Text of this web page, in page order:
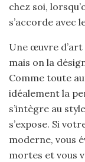
chez soi,
s’accorde avec
Une œuvre
mais on la
Comme toute
idéalement la
s’intègre au
s’expose. Si
moderne, vous
mortes et vous